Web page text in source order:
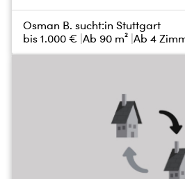
Osman B. sucht:in Stuttgart
bis 1.000 € Ab 90 m² Ab 4